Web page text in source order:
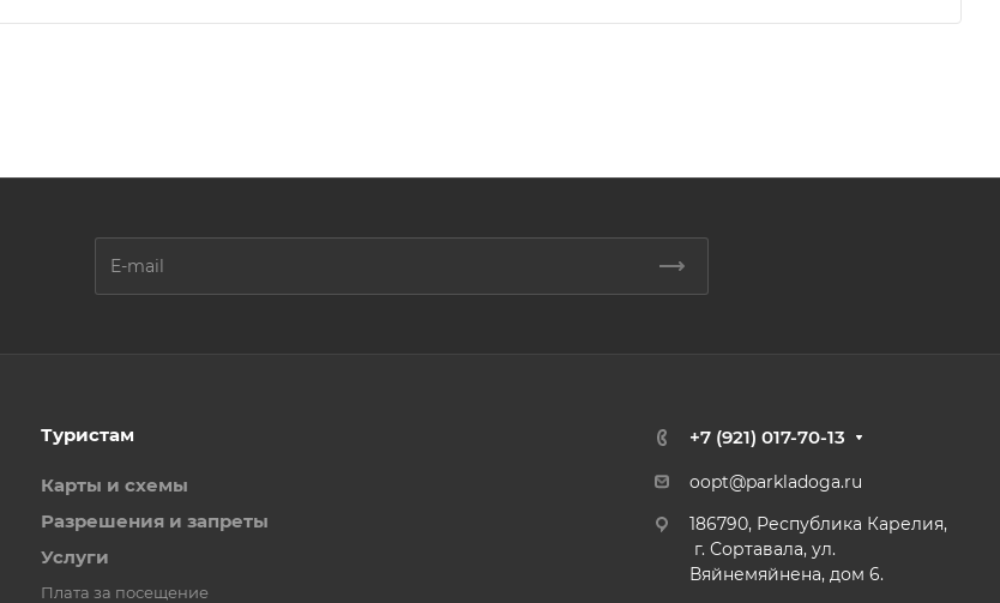
Туристам
Карты и схемы
Разрешения и запреты
Услуги
Плата за посещение
+7 (921) 017-70-13
oopt@parkladoga.ru
186790, Республика Карелия,
г. Сортавала, ул.
Вяйнемяйнена, дом 6.